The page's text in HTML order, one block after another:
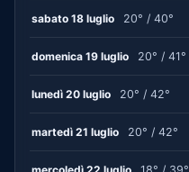
sabato 18 luglio 20° / 40°
domenica 19 luglio 20° / 41°
lunedì 20 luglio 20° / 42°
martedì 21 luglio 20° / 42°
mercoledì 22 luglio 18° / 39°